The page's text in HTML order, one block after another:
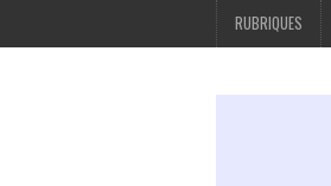
RUBRIQUES